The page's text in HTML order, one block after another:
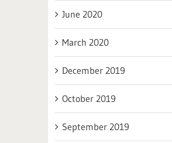
June 2020
March 2020
December 2019
October 2019
September 2019